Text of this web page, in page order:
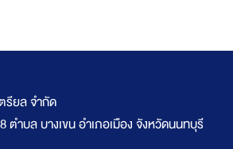
รียล จำกัด
ตำบล บางเขน อำเภอเมือง จังหวัดนนทบุรี